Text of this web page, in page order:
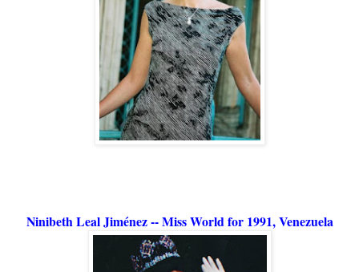
Ninibeth Leal Jiménez -- Miss World for 1991, Venezuela